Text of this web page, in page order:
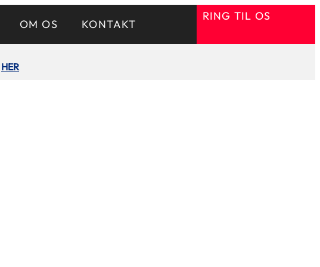
OM OS KONTAKT
RING TIL OS
HER